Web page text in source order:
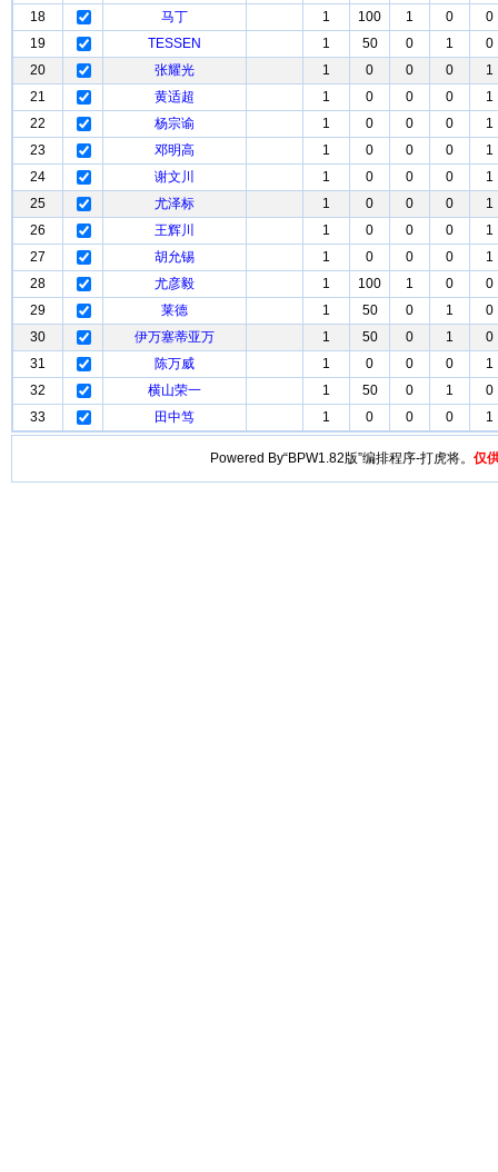
18
马丁 1 100 1 0
0
19
TESSEN 1 50 0 1
0
20
张耀光 1 0 0 0
1
21
黄适超 1 0 0 0
1
22
杨宗谕 1 0 0 0
1
23
邓明高 1 0 0 0
1
24
谢文川 1 0 0 0
1
25
尤泽标 1 0 0 0
1
26
王辉川 1 0 0 0
1
27
胡允锡 1 0 0 0
1
28
尤彦毅 1 100 1 0
0
29
莱德 1 50 0 1
0
30
伊万塞蒂亚万 1 50 0 1
0
31
陈万威 1 0 0 0
1
32
横山荣一 1 50 0 1
0
33
田中笃 1 0 0 0 1
Powered By“BPW1.82版”编排程序-打虎将。 仅